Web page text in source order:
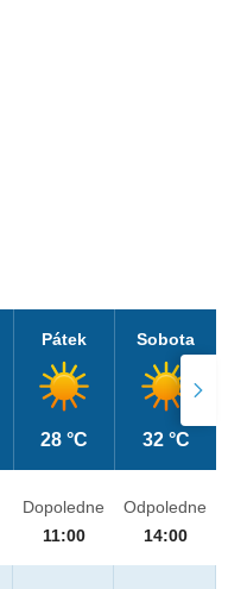
Pátek
28 °C
Sobota
32 °C
Dopoledne
11:00
Odpoledne
14:00